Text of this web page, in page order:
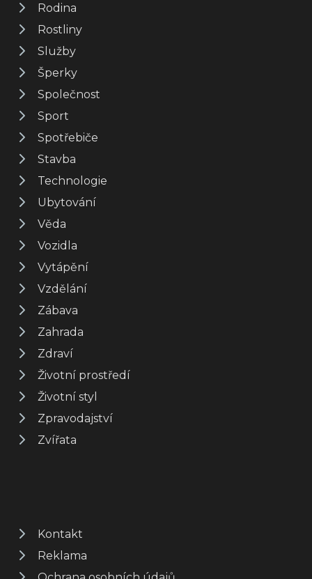
Rodina
Rostliny
Služby
Šperky
Společnost
Sport
Spotřebiče
Stavba
Technologie
Ubytování
Věda
Vozidla
Vytápění
Vzdělání
Zábava
Zahrada
Zdraví
Životní prostředí
Životní styl
Zpravodajství
Zvířata
Kontakt
Reklama